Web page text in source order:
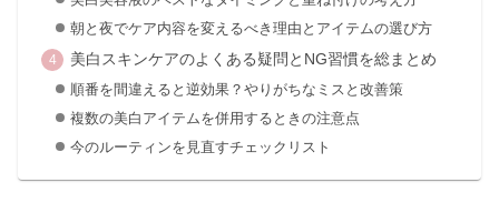
朝と夜でケア内容を変えるべき理由とアイテムの選び方
美白スキンケアのよくある疑問とNG習慣を総まとめ
順番を間違えると逆効果？やりがちなミスと改善策
複数の美白アイテムを併用するときの注意点
今のルーティンを見直すチェックリスト